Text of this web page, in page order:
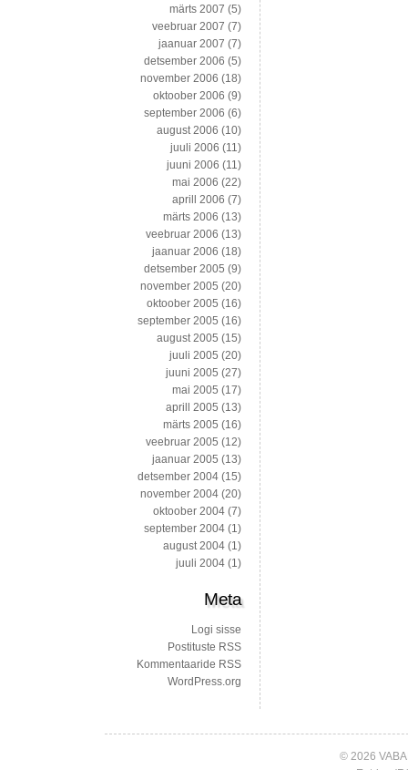
märts 2007 (5)
veebruar 2007 (7)
jaanuar 2007 (7)
detsember 2006 (5)
november 2006 (18)
oktoober 2006 (9)
september 2006 (6)
august 2006 (10)
juuli 2006 (11)
juuni 2006 (11)
mai 2006 (22)
aprill 2006 (7)
märts 2006 (13)
veebruar 2006 (13)
jaanuar 2006 (18)
detsember 2005 (9)
november 2005 (20)
oktoober 2005 (16)
september 2005 (16)
august 2005 (15)
juuli 2005 (20)
juuni 2005 (27)
mai 2005 (17)
aprill 2005 (13)
märts 2005 (16)
veebruar 2005 (12)
jaanuar 2005 (13)
detsember 2004 (15)
november 2004 (20)
oktoober 2004 (7)
september 2004 (1)
august 2004 (1)
juuli 2004 (1)
Meta
Logi sisse
Postituste RSS
Kommentaaride RSS
WordPress.org
© 2026